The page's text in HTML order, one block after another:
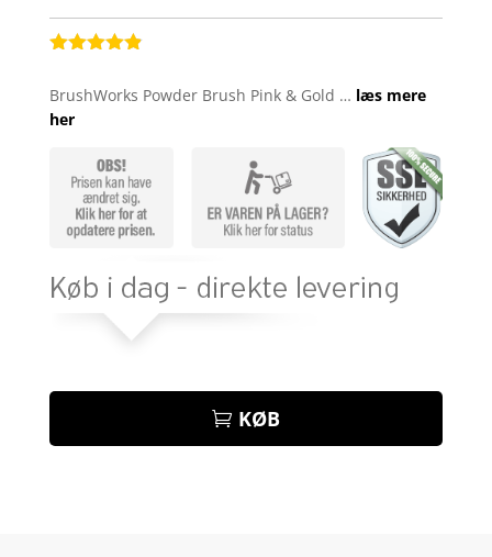
ud af 5
baseret på
BrushWorks Powder Brush Pink & Gold … læs mere
her
KØB